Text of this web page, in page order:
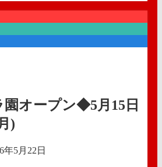
園オープン◆5月15日
)
年5月22日